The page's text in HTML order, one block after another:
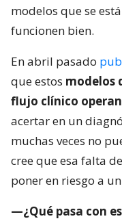
modelos que se
funcionen bien.
En abril pasado
que estos modelos
flujo clínico
acertar en un
muchas veces no
cree que esa falta
poner en riesgo a
—¿Qué pasa con